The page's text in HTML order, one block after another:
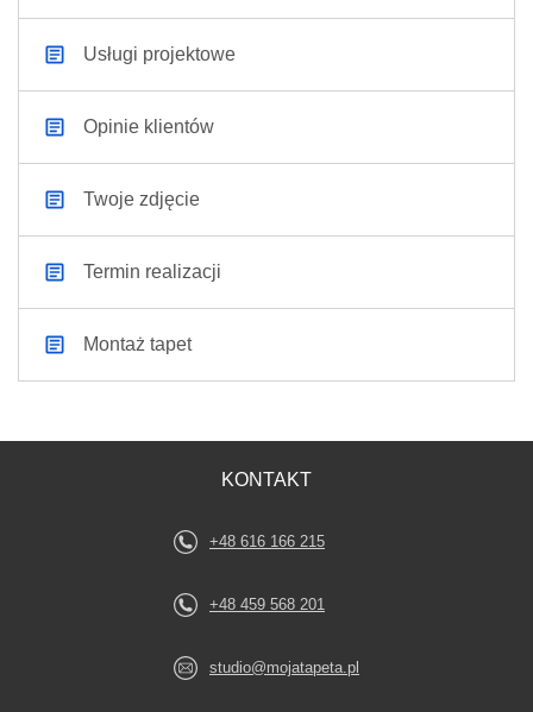
Usługi projektowe
Opinie klientów
Twoje zdjęcie
Termin realizacji
Montaż tapet
KONTAKT
+48 616 166 215
+48 459 568 201
studio@mojatapeta.pl